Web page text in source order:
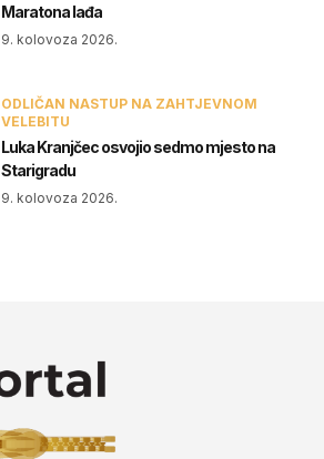
Maratona lađa
9. kolovoza 2026.
ODLIČAN NASTUP NA ZAHTJEVNOM
VELEBITU
Luka Kranjčec osvojio sedmo mjesto na
Starigradu
9. kolovoza 2026.